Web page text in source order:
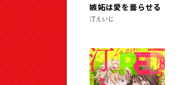
嫉妬は愛を曇らせる
汀えいじ